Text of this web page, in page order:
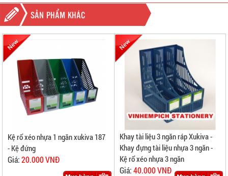
SẢN PHẨM KHÁC
Kệ rổ xéo nhựa 1 ngăn xukiva 187
- Kệ đứng
Giá:20.000 VNĐ
Khay tài liệu 3 ngăn ráp Xukiva -
Khay đựng tài liệu nhựa 3 ngăn -
Kệ rổ xéo nhựa 3 ngăn
Giá:40.000 VNĐ